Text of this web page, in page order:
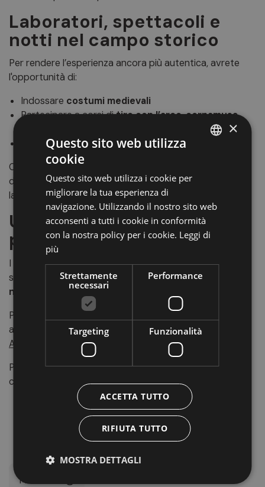
Laboratori, spettacoli e
notti nel campo storico
Per rendere l’esperienza ancora più autentica, avrete
l'opportunità di:
Indossare costumi medievali
Partecipare a corsi ditiro con l’arco,cornamusa,
Pernottare in una delletendedel campo storico
Ogni sera il borgo si accenderà con concerti, spettacoli
di fuoco, danze e suggestivi fuochi d’artificio, per vivere
la magia del Medioevo sotto le stelle.
Un'esperienza da non
perdere
I Giochi Medievali di Sluderno sono molto più di una
semplice rievocazione: sono un vero e proprio
nel tempo
, capace di emozionare grandi e piccini.
Preparatevi a vivere un’avventura indimenticabile
all’ombra delle Dolomiti!
Assicurati il Ticket
Per maggiori informazioni e per consultare il programma
completo,
visitate il sito ufficiale della manifestazione
Monasteri
×
Questo sito web utilizza
cookie
Questo sito web utilizza i cookie per
migliorare la tua esperienza di
navigazione. Utilizzando il nostro sito web
acconsenti a tutti i cookie in conformità
con la nostra policy per i cookie. Leggi di
più
Strettamente
necessari
Performance
Targeting Funzionalità
ACCETTA TUTTO
RIFIUTA TUTTO
MOSTRA DETTAGLI